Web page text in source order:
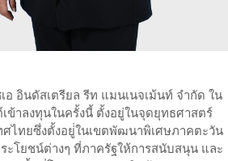
อินดัสเตรียล รีท แมนเนจเม้นท์ จำกัด ใน
ข้าลงทุนในครั้งนี้ ตั้งอยู่ในจุดยุทธศาสตร์
ไทยซึ่งตั้งอยู่่ในเขตพัฒนาพิเศษภาคตะวัน
ะโยชน์ต่างๆ ที่ภาครัฐให้การสนับสนุน และ